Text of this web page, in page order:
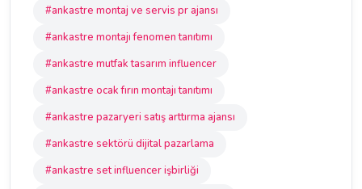
#ankastre montaj ve servis pr ajansı
#ankastre montajı fenomen tanıtımı
#ankastre mutfak tasarım influencer
#ankastre ocak fırın montajı tanıtımı
#ankastre pazaryeri satış arttırma ajansı
#ankastre sektörü dijital pazarlama
#ankastre set influencer işbirliği